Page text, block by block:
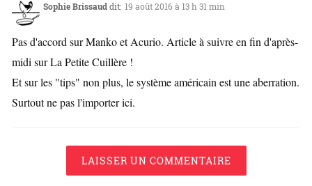
Sophie Brissauddit: 19 août 2016 à 13 h 31 min
Pas d'accord sur Manko et Acurio. Article à suivre en fin d'après-
midi sur La Petite Cuillère !
Et sur les "tips" non plus, le système américain est une aberration.
Surtout ne pas l'importer ici.
LAISSER UN COMMENTAIRE